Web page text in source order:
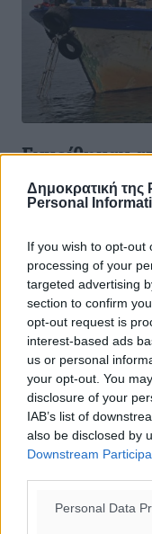
Δημοκρατική της
Personal
If you wish to opt-out
processing of your
targeted advertising
section to confirm
opt-out request is
interest-based ads
us or personal
your opt-out. You
disclosure of your
IAB’s list of
also be disclosed by
Downstream
Personal Data
Εγκρίθηκαν
στην
σήμερα το Κολέγιο
στην Τουρκία. Όπως
της Ευρωπαϊκής
24.11.15, 19:05